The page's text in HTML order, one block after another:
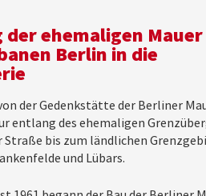
der ehemaligen Mauer
Berlin in die
der Gedenkstätte der Berliner
entlang des ehemaligen
bis zum ländlichen
und Lübars.